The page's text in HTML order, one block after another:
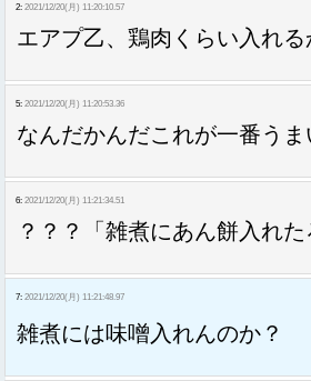
2: 2021/12/20(月) 11:20:10.57
エアプ乙、鶏肉くらい入れる
5: 2021/12/20(月) 11:20:53.36
なんだかんだこれが一番うま
6: 2021/12/20(月) 11:21:34.51
？？？「雑煮にあん餅入れた
7: 2021/12/20(月) 11:21:48.97
雑煮には味噌入れんのか？